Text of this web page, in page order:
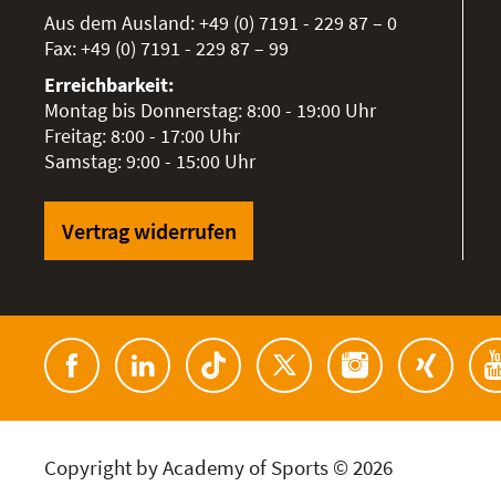
Aus dem Ausland:+49 (0) 7191 - 229 87 – 0
Fax:+49 (0) 7191 - 229 87 – 99
Erreichbarkeit:
Montag bis Donnerstag: 8:00 - 19:00 Uhr
Freitag: 8:00 - 17:00 Uhr
Samstag: 9:00 - 15:00 Uhr
Vertrag widerrufen
Copyright by Academy of Sports © 2026